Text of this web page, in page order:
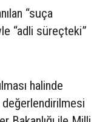
“suça
“adli süreçteki”
halinde